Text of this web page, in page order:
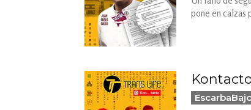
pone en calzas